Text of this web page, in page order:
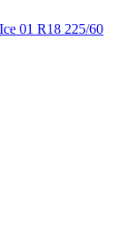
01 R18 225/60